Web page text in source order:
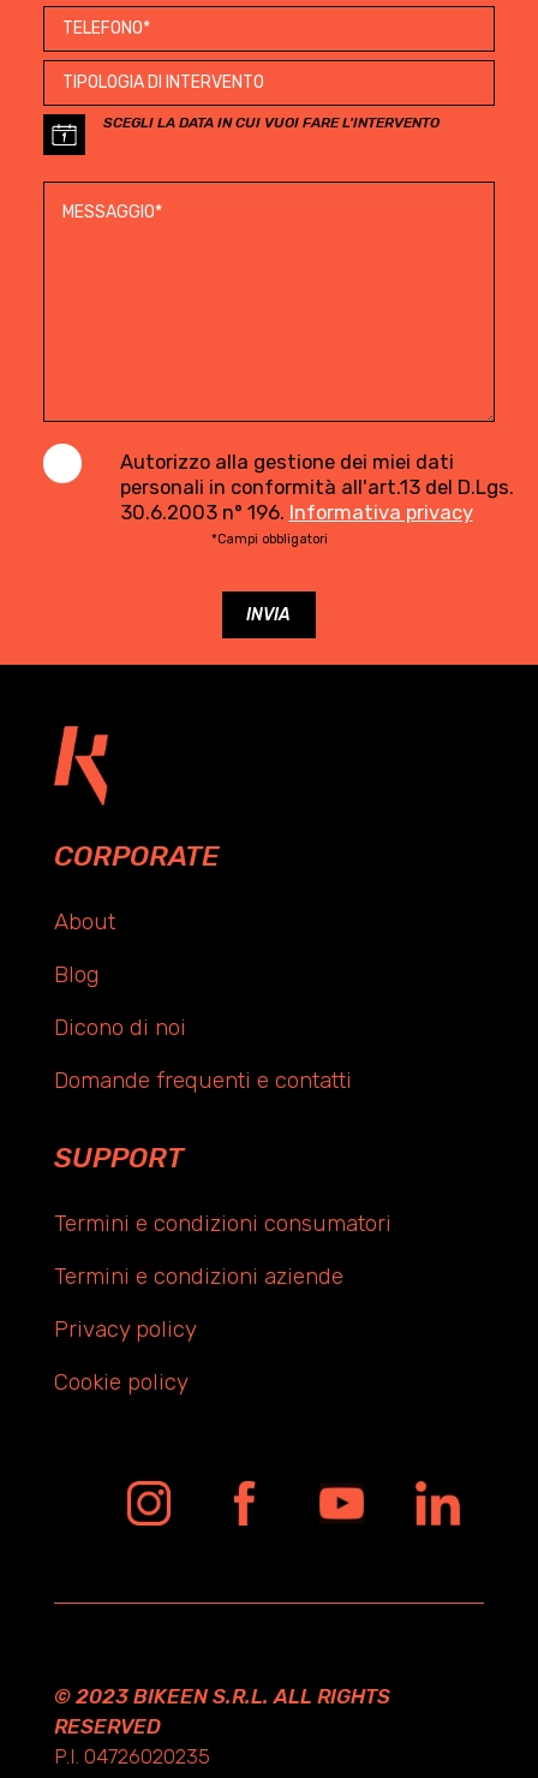
SCEGLI LA DATA IN CUI VUOI FARE L'INTERVENTO
Autorizzo alla gestione dei miei dati
personali in conformità all'art.13 del D.Lgs.
30.6.2003 n° 196. Informativa privacy
*Campi obbligatori
CORPORATE
About
Blog
Dicono di noi
Domande frequenti e contatti
SUPPORT
Termini e condizioni consumatori
Termini e condizioni aziende
Privacy policy
Cookie policy
© 2023 BIKEEN S.R.L. ALL RIGHTS
RESERVED
P.I. 04726020235